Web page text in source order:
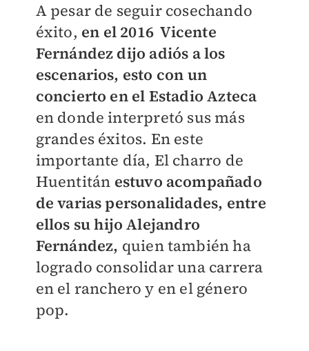
A pesar de seguir cosechando
éxito, en el 2016 Vicente
Fernández dijo adiós a los
escenarios, esto con un
concierto en el Estadio Azteca
en donde interpretó sus más
grandes éxitos. En este
importante día, El charro de
Huentitán estuvo acompañado
de varias personalidades, entre
ellos su hijo Alejandro
Fernández, quien también ha
logrado consolidar una carrera
en el ranchero y en el género
pop.